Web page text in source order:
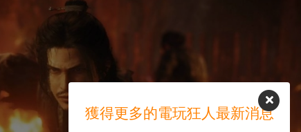
獲得更多的電玩狂人最新消息